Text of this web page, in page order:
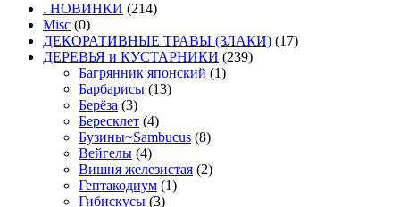
. НОВИНКИ (214)
Misc (0)
ДЕКОРАТИВНЫЕ ТРАВЫ (ЗЛАКИ) (17)
ДЕРЕВЬЯ и КУСТАРНИКИ (239)
Багрянник японский (1)
Барбарисы (13)
Берёза (3)
Бересклет (4)
Бузины~Sambucus (8)
Вейгелы (4)
Вишня железистая (2)
Гептакодиум (1)
Гибискусы (3)